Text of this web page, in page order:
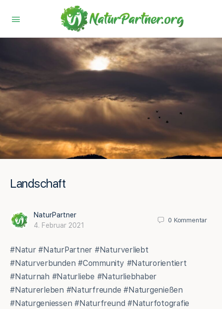
Landschaft
NaturPartner
4. Februar 2021
0 Kommentar
#Natur #NaturPartner #Naturverliebt
#Naturverbunden #Community #Naturorientiert
#Naturnah #Naturliebe #Naturliebhaber
#Naturerleben #Naturfreunde #Naturgenießen
#Naturgeniessen #Naturfreund #Naturfotografie